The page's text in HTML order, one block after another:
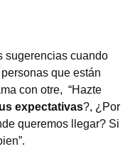
sugerencias cuando
que están
con otre, “Hazte
expectativas?, ¿Por
queremos llegar? Si